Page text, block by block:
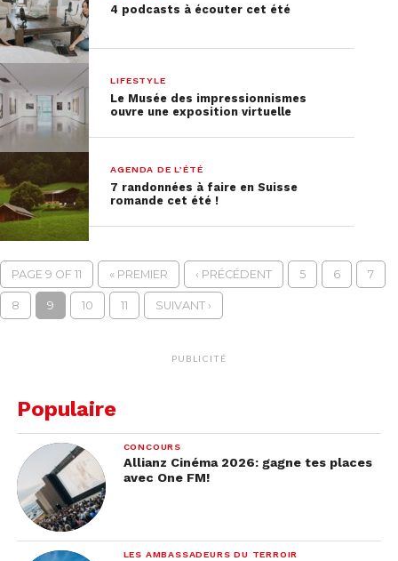
4 podcasts à écouter cet été
LIFESTYLE
Le Musée des impressionnismes
ouvre une exposition virtuelle
AGENDA DE L’ÉTÉ
7 randonnées à faire en Suisse
romande cet été !
PAGE 9 OF 11 « PREMIER ‹ PRÉCÉDENT 5 6 7
8 9 10 11 SUIVANT ›
PUBLICITÉ
Populaire
CONCOURS
Allianz Cinéma 2026: gagne tes places
avec One FM!
LES AMBASSADEURS DU TERROIR